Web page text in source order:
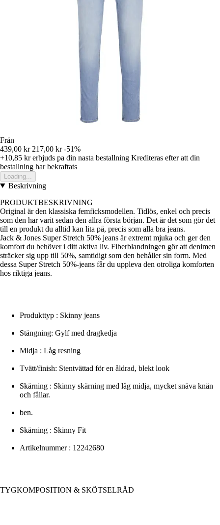
Från
439,00 kr 217,00 kr -51%
+10,85 krerbjuds pa din nasta bestallning Krediteras efter att din
bestallning har bekraftats
Loading...
Beskrivning
PRODUKTBESKRIVNING
Original är den klassiska femficksmodellen. Tidlös, enkel och precis
som den har varit sedan den allra första början. Det är det som gör det
till en produkt du alltid kan lita på, precis som alla bra jeans.
Jack & Jones Super Stretch 50% jeans är extremt mjuka och ger den
komfort du behöver i ditt aktiva liv. Fiberblandningen gör att denimen
sträcker sig upp till 50%, samtidigt som den behåller sin form. Med
dessa Super Stretch 50%-jeans får du uppleva den otroliga komforten
hos riktiga jeans.
Produkttyp : Skinny jeans
Stängning: Gylf med dragkedja
Midja : Låg resning
Tvätt/finish: Stentvättad för en åldrad, blekt look
Skärning : Skinny skärning med låg midja, mycket snäva knän
och fållar.
ben.
Skärning : Skinny Fit
Artikelnummer : 12242680
TYGKOMPOSITION & SKÖTSELRÅD